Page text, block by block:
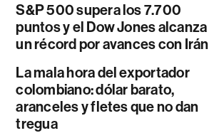
S&P 500 supera los 7.700
puntos y el Dow Jones alcanza
un récord por avances con Irán
La mala hora del exportador
colombiano: dólar barato,
aranceles y fletes que no dan
tregua